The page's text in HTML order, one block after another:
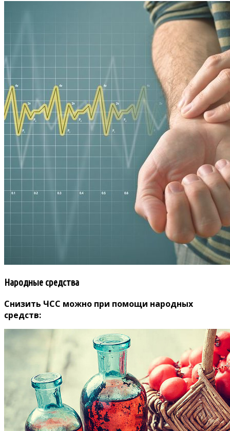
Народные средства
Снизить ЧСС можно при помощи народных
средств: